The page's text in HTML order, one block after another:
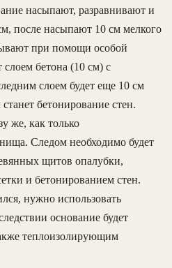
насыпают, разравнивают и
после насыпают 10 см мелкого
при помощи особой
бетона (10 см) с
слоем будет еще 10 см
бетонирование стен.
же, как только
Следом необходимо будет
щитов опалубки,
и бетонированием стен.
нужно использовать
основание будет
теплоизолирующим